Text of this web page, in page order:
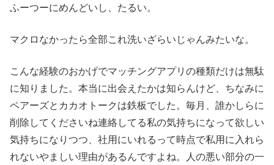
ふーつーにめんどいし、たるい。
マクロなかったら全部これ洗いざらいじゃんみたいな。
こんな経験のおかげでマッチングアプリの種類だけは無駄
に知りました。本当に出会えたかは知らんけど、ちなみに
ペアーズとカカオトークは鉄板でした。毎月、誰かしらに
削除してくださいね連絡してる私の気持ちになって欲しい
気持ちになりつつ、社用にいれるって時点で私用に入れら
れないやましい理由があるんですよね。人の悪い部分の一